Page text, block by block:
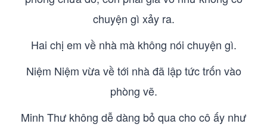
chuyện gì xảy ra.
Hai chị em về nhà mà không nói chuyện gì.
Niệm Niệm vừa về tới nhà đã lập tức trốn vào
phòng vẽ.
Minh Thư không dễ dàng bỏ qua cho cô ấy như